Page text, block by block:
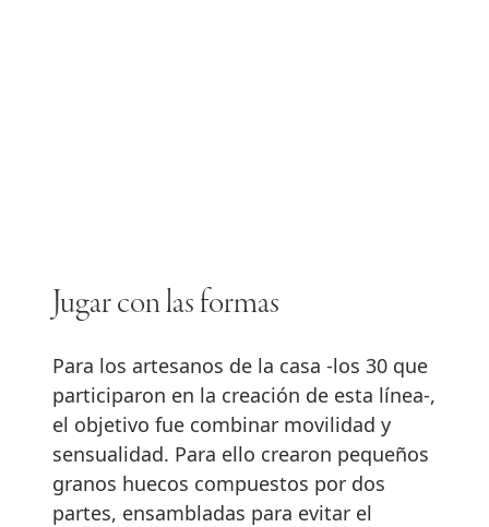
Jugar con las formas
Para los artesanos de la casa -los 30 que
participaron en la creación de esta línea-,
el objetivo fue combinar movilidad y
sensualidad. Para ello crearon pequeños
granos huecos compuestos por dos
partes, ensambladas para evitar el